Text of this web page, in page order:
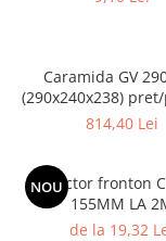
Pas Japonez
Pervaz geam piatra
Produse auxiliare
Rigole
Caramida GV
(290x240x238)
buc
814,40 Lei
NOU
Colector fronton
155MM LA
de la 19,32